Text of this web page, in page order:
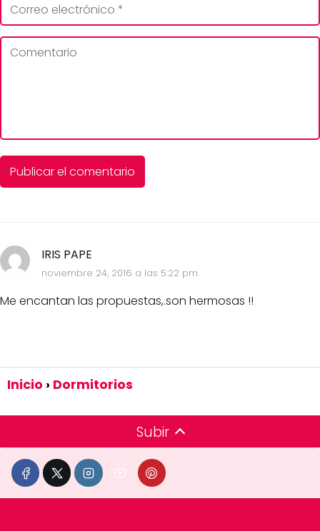
IRIS PAPE
noviembre 24, 2016 a las 5:22 pm
Me encantan las propuestas,.son hermosas !!
Inicio Dormitorios
Subir